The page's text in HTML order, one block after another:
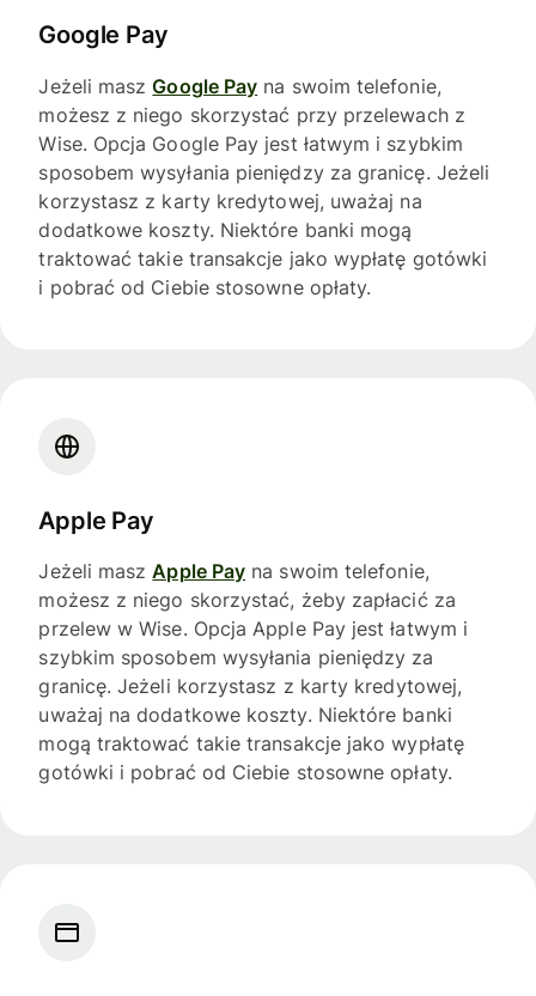
Google Pay
Jeżeli maszGoogle Pay na swoim telefonie,
możesz z niego skorzystać przy przelewach z
Wise. Opcja Google Pay jest łatwym i szybkim
sposobem wysyłania pieniędzy za granicę. Jeżeli
korzystasz z karty kredytowej, uważaj na
dodatkowe koszty. Niektóre banki mogą
traktować takie transakcje jako wypłatę gotówki
i pobrać od Ciebie stosowne opłaty.
Apple Pay
Jeżeli maszApple Pay na swoim telefonie,
możesz z niego skorzystać, żeby zapłacić za
przelew w Wise. Opcja Apple Pay jest łatwym i
szybkim sposobem wysyłania pieniędzy za
granicę. Jeżeli korzystasz z karty kredytowej,
uważaj na dodatkowe koszty. Niektóre banki
mogą traktować takie transakcje jako wypłatę
gotówki i pobrać od Ciebie stosowne opłaty.